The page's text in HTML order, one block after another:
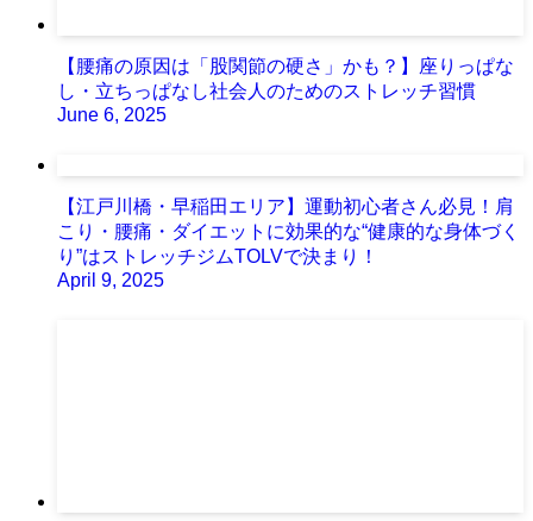
【腰痛の原因は「股関節の硬さ」かも？】座りっぱな
し・立ちっぱなし社会人のためのストレッチ習慣
June 6, 2025
【江戸川橋・早稲田エリア】運動初心者さん必見！肩
こり・腰痛・ダイエットに効果的な“健康的な身体づく
り”はストレッチジムTOLVで決まり！
April 9, 2025